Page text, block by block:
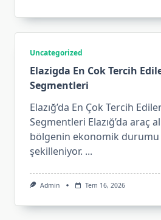
Uncategorized
Elazigda En Cok Tercih
Segmentleri
Elazığ’da En Çok Tercih
Segmentleri Elazığ’da araç
bölgenin ekonomik durumu
şekilleniyor. ...
Admin Tem 16, 2026